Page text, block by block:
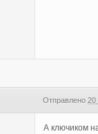
Отправлено20
А ключиком